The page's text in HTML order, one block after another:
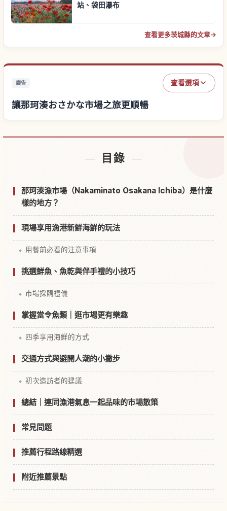
站、袋田瀑布
查看更多茨城縣的文章→
廣告 查看選項
讓那珂湊おさかな市場之旅更順暢
目錄
那珂湊漁市場（Nakaminato Osakana Ichiba）是什麼
樣的地方？
現場享用漁港新鮮海鮮的玩法
用餐前必看的注意事項
挑選鮮魚、魚乾與伴手禮的小技巧
市場採購禮儀
掌握當令魚類｜逛市場更有樂趣
四季享用海鮮的方式
交通方式與避開人潮的小撇步
初次造訪者的建議
總結｜連同漁港氣息一起品味的市場散策
常見問題
推薦行程路線精選
附近推薦景點